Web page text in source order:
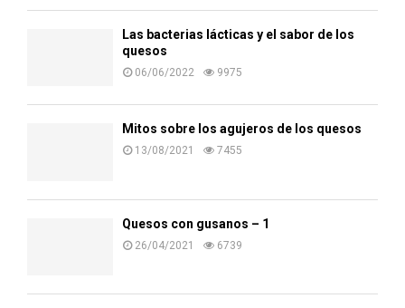
Las bacterias lácticas y el sabor de los
quesos
06/06/2022 9975
Mitos sobre los agujeros de los quesos
13/08/2021 7455
Quesos con gusanos – 1
26/04/2021 6739